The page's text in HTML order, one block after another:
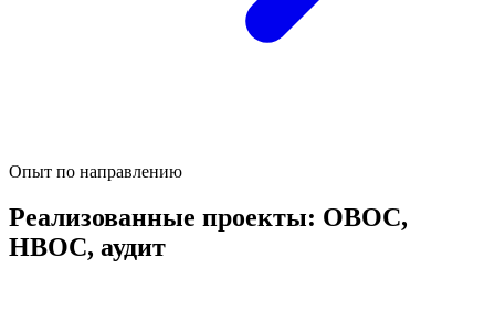
Опыт по направлению
Реализованные проекты: ОВОС,
НВОС, аудит